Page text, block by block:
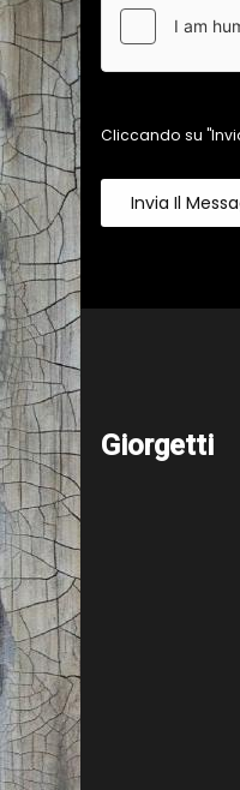
Cliccando su
Invia Il
Giorgetti